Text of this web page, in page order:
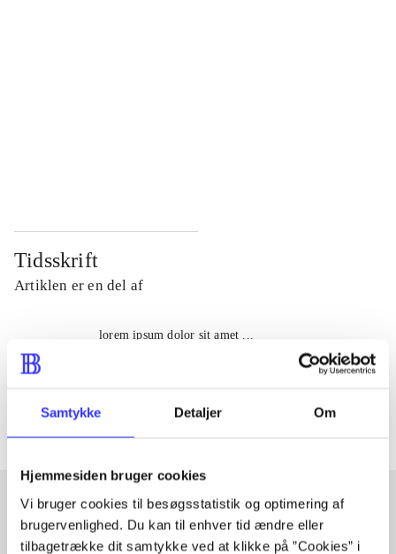
Samtykke Detaljer Om
Hjemmesiden bruger cookies
Vi bruger cookies til besøgsstatistik og optimering af
brugervenlighed. Du kan til enhver tid ændre eller
tilbagetrække dit samtykke ved at klikke på ”Cookies” i
Tidsskrift
Artiklen er en del af
lorem ipsum dolor sit amet ...
Artikler med samme emner